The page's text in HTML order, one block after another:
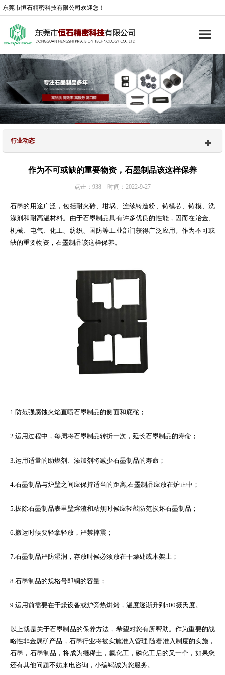
东莞市恒石精密科技有限公司欢迎您！
行业动态
作为不可或缺的重要物资，石墨制品该这样保养
点击：938 时间：2022-9-27
石墨的用途广泛，包括耐火砖、坩埚、连续铸造粉、铸模芯、铸模、洗
涤剂和耐高温材料。由于石墨制品具有许多优良的性能，因而在冶金、
机械、电气、化工、纺织、国防等工业部门获得广泛应用。作为不可或
缺的重要物资，石墨制品该这样保养。
1.防范强腐蚀火焰直喷石墨制品的侧面和底砣；
2.运用过程中，每周将石墨制品转折一次，延长石墨制品的寿命；
3.运用适量的助燃剂、添加剂将减少石墨制品的寿命；
4.石墨制品与炉壁之间应保持适当的距离,石墨制品应放在炉正中；
5.拔除石墨制品表里壁熔渣和粘焦时候应轻敲防范损坏石墨制品；
6.搬运时候要轻拿轻放，严禁摔震；
7.石墨制品严防湿润，存放时候必须放在干燥处或木架上；
8.石墨制品的规格号即铜的容量；
9.运用前需要在干燥设备或炉旁热烘烤，温度逐渐升到500摄氏度。
以上就是关于石墨制品的保养方法，希望对您有所帮助。作为重要的战
略性非金属矿产品，石墨行业将被实施准入管理.随着准入制度的实施，
石墨，石墨制品，将成为继稀土，氟化工，磷化工后的又一个，如果您
还有其他问题不妨来电咨询，小编竭诚为您服务。